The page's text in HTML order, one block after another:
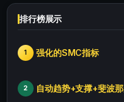
排行榜展示
1 强化的SMC指标
2 自动趋势+支撑+斐波